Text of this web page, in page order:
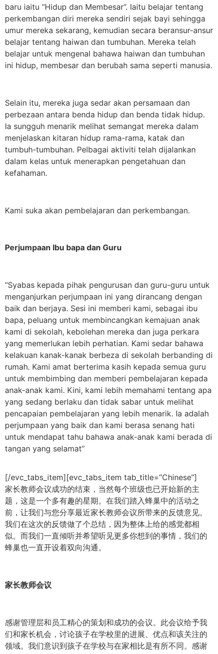
baru iaitu “Hidup dan Membesar”. Iaitu belajar tentang
perkembangan diri mereka sendiri sejak bayi sehingga
umur mereka sekarang, kemudian secara beransur-ansur
belajar tentang haiwan dan tumbuhan. Mereka telah
belajar untuk mengenal bahawa haiwan dan tumbuhan
ini hidup, membesar dan berubah sama seperti manusia.
Selain itu, mereka juga sedar akan persamaan dan
perbezaan antara benda hidup dan benda tidak hidup.
Ia sungguh menarik melihat semangat mereka dalam
menjelaskan kitaran hidup rama-rama, katak dan
tumbuh-tumbuhan. Pelbagai aktiviti telah dijalankan
dalam kelas untuk menerapkan pengetahuan dan
kefahaman.
Kami suka akan pembelajaran dan perkembangan.
Perjumpaan Ibu bapa dan Guru
“Syabas kepada pihak pengurusan dan guru-guru untuk
menganjurkan perjumpaan ini yang dirancang dengan
baik dan berjaya. Sesi ini memberi kami, sebagai ibu
bapa, peluang untuk membincangkan kemajuan anak
kami di sekolah, kebolehan mereka dan juga perkara
yang memerlukan lebih perhatian. Kami sedar bahawa
kelakuan kanak-kanak berbeza di sekolah berbanding di
rumah. Kami amat berterima kasih kepada semua guru
untuk membimbing dan memberi pembelajaran kepada
anak-anak kami. Kini, kami lebih memahami tentang apa
yang sedang berlaku dan tidak sabar untuk melihat
pencapaian pembelajaran yang lebih menarik. Ia adalah
perjumpaan yang baik dan kami berasa senang hati
untuk mendapat tahu bahawa anak-anak kami berada di
tangan yang selamat”
[/evc_tabs_item][evc_tabs_item tab_title=”Chinese”]
家长教师会议成功的结束，当然每个班级也已开始新的主
题，这是一个多有趣的星期。在我们踏入蜂巢中的活动之
前，让我们与您分享最近家长教师会议所带来的反馈意见。
我们在这次的反馈做了个总结，因为整体上给的感觉都相
似。而我们一直倾听并希望听见更多你想到的事情，我们的
蜂巢也一直开设着双向沟通。
家长教师会议
感谢管理层和员工精心的策划和成功的会议。此会议给予我
们和家长机会，讨论孩子在学校里的进展、优点和该关注的
领域。我们意识到孩子在学校与在家相比是有所不同。感谢